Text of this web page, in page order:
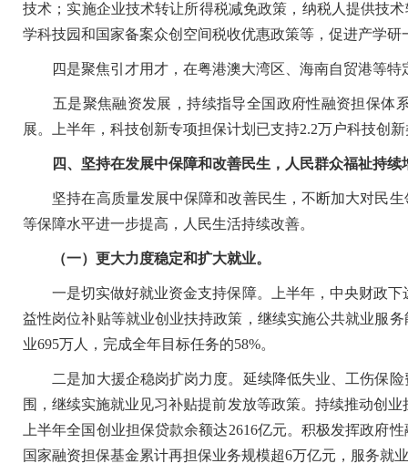
技术；实施企业技术转让所得税减免政策，纳税人提供技
学科技园和国家备案众创空间税收优惠政策等，促进产学研
四是聚焦引才用才，在粤港澳大湾区、海南自贸港等特
五是聚焦融资发展，持续指导全国政府性融资担保体
展。上半年，科技创新专项担保计划已支持2.2万户科技创
四、坚持在发展中保障和改善民生，人民群众福祉持续
坚持在高质量发展中保障和改善民生，不断加大对民生
等保障水平进一步提高，人民生活持续改善。
（一）更大力度稳定和扩大就业。
一是切实做好就业资金支持保障。上半年，中央财政下
益性岗位补贴等就业创业扶持政策，继续实施公共就业服
业695万人，完成全年目标任务的58%。
二是加大援企稳岗扩岗力度。延续降低失业、工伤保险
围，继续实施就业见习补贴提前发放等政策。持续推动创
上半年全国创业担保贷款余额达2616亿元。积极发挥政府
国家融资担保基金累计再担保业务规模超6万亿元，服务就